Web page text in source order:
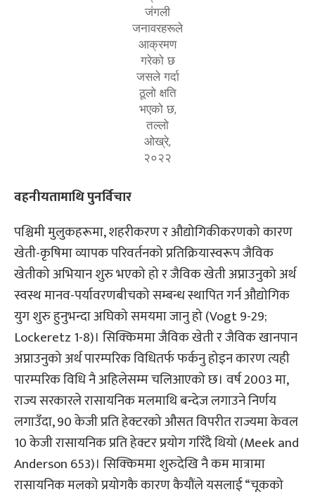
जंगली
जनावरहरूले
आक्रमण
गरेको छ
जसले गर्दा
ठूलो क्षति
भएको छ,
तल्लो
ओख्रे,
२०२२
वहनीयतामाथि पुनर्विचार
पश्चिमी मुलुकहरूमा, शहरीकरण र औद्योगिकीकरणको कारण
खेती-कृषिमा व्यापक परिवर्तनको प्रतिक्रियास्वरूप जैविक
खेतीको अभियान शुरु भएको हो र जैविक खेती अप्नाउनुको अर्थ
स्वस्थ मानव-पर्यावरणबीचको सम्बन्ध स्थापित गर्न औद्योगिक
युग शुरु हुनुभन्दा अघिको समयमा जानु हो (Vogt 9-29;
Lockeretz 1-8)। सिक्किममा जैविक खेती र जैविक खानपान
अप्नाउनुको अर्थ पारम्परिक विधितर्फ फर्कनु होइन कारण त्यही
पारम्परिक विधि नै अहिलेसम्म चलिआएको छ। वर्ष 2003 मा,
राज्य सरकारले रासायनिक मलमाथि बन्देज लगाउने निर्णय
लगाउँदा, 90 केजी प्रति हेक्टरको औसत विपरीत राज्यमा केवल
10 केजी रासायनिक प्रति हेक्टर प्रयोग गरिँदै थियो (Meek and
Anderson 653)। सिक्किममा शुरुदेखि नै कम मात्रामा
रासायनिक मलको प्रयोगकै कारण कैयौंले यसलाई “चूकको